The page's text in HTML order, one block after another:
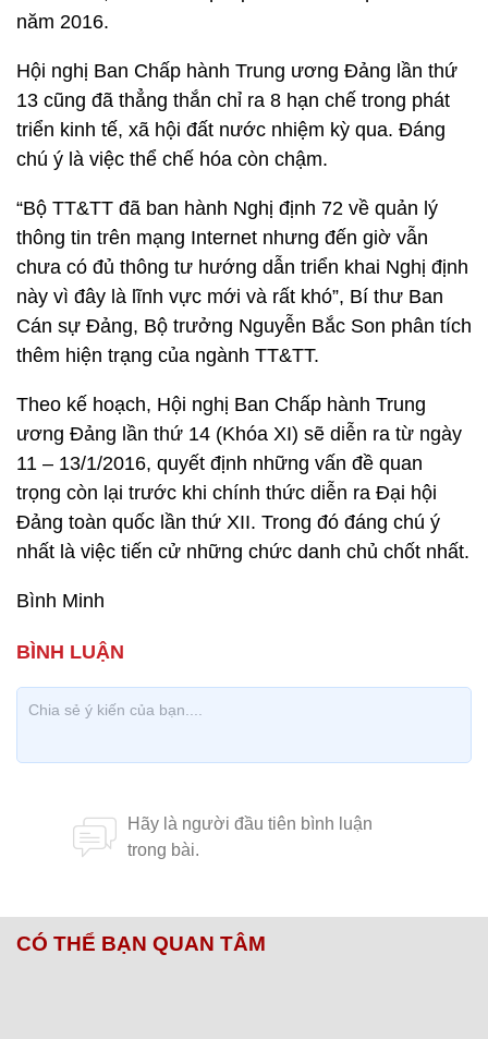
năm 2016.
Hội nghị Ban Chấp hành Trung ương Đảng lần thứ
13 cũng đã thẳng thắn chỉ ra 8 hạn chế trong phát
triển kinh tế, xã hội đất nước nhiệm kỳ qua. Đáng
chú ý là việc thể chế hóa còn chậm.
“Bộ TT&TT đã ban hành Nghị định 72 về quản lý
thông tin trên mạng Internet nhưng đến giờ vẫn
chưa có đủ thông tư hướng dẫn triển khai Nghị định
này vì đây là lĩnh vực mới và rất khó”, Bí thư Ban
Cán sự Đảng, Bộ trưởng Nguyễn Bắc Son phân tích
thêm hiện trạng của ngành TT&TT.
Theo kế hoạch, Hội nghị Ban Chấp hành Trung
ương Đảng lần thứ 14 (Khóa XI) sẽ diễn ra từ ngày
11 – 13/1/2016, quyết định những vấn đề quan
trọng còn lại trước khi chính thức diễn ra Đại hội
Đảng toàn quốc lần thứ XII. Trong đó đáng chú ý
nhất là việc tiến cử những chức danh chủ chốt nhất.
Bình Minh
CÓ THỂ BẠN QUAN TÂM